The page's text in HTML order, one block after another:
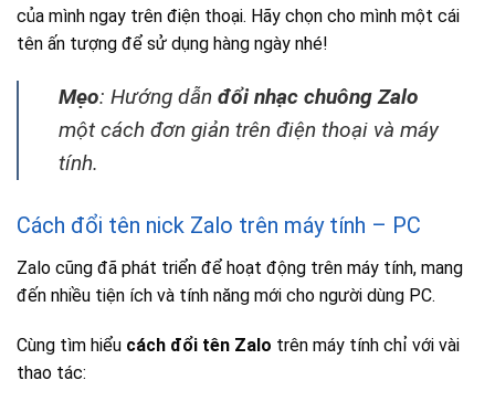
của mình ngay trên điện thoại. Hãy chọn cho mình một cái
tên ấn tượng để sử dụng hàng ngày nhé!
Mẹo: Hướng dẫn đổi nhạc chuông Zalo
một cách đơn giản trên điện thoại và máy
tính.
Cách đổi tên nick Zalo trên máy tính – PC
Zalo cũng đã phát triển để hoạt động trên máy tính, mang
đến nhiều tiện ích và tính năng mới cho người dùng PC.
Cùng tìm hiểu cách đổi tên Zalo trên máy tính chỉ với vài
thao tác: